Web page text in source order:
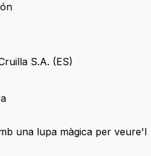
S.A. (ES)
una lupa màgica per veure'l